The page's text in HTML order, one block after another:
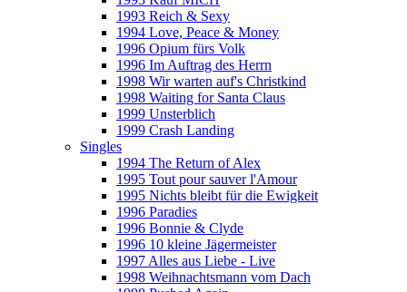
1993 Reich & Sexy
1994 Love, Peace & Money
1996 Opium fürs Volk
1996 Im Auftrag des Herrn
1998 Wir warten auf's Christkind
1998 Waiting for Santa Claus
1999 Unsterblich
1999 Crash Landing
Singles
1994 The Return of Alex
1995 Tout pour sauver l'Amour
1995 Nichts bleibt für die Ewigkeit
1996 Paradies
1996 Bonnie & Clyde
1996 10 kleine Jägermeister
1997 Alles aus Liebe - Live
1998 Weihnachtsmann vom Dach